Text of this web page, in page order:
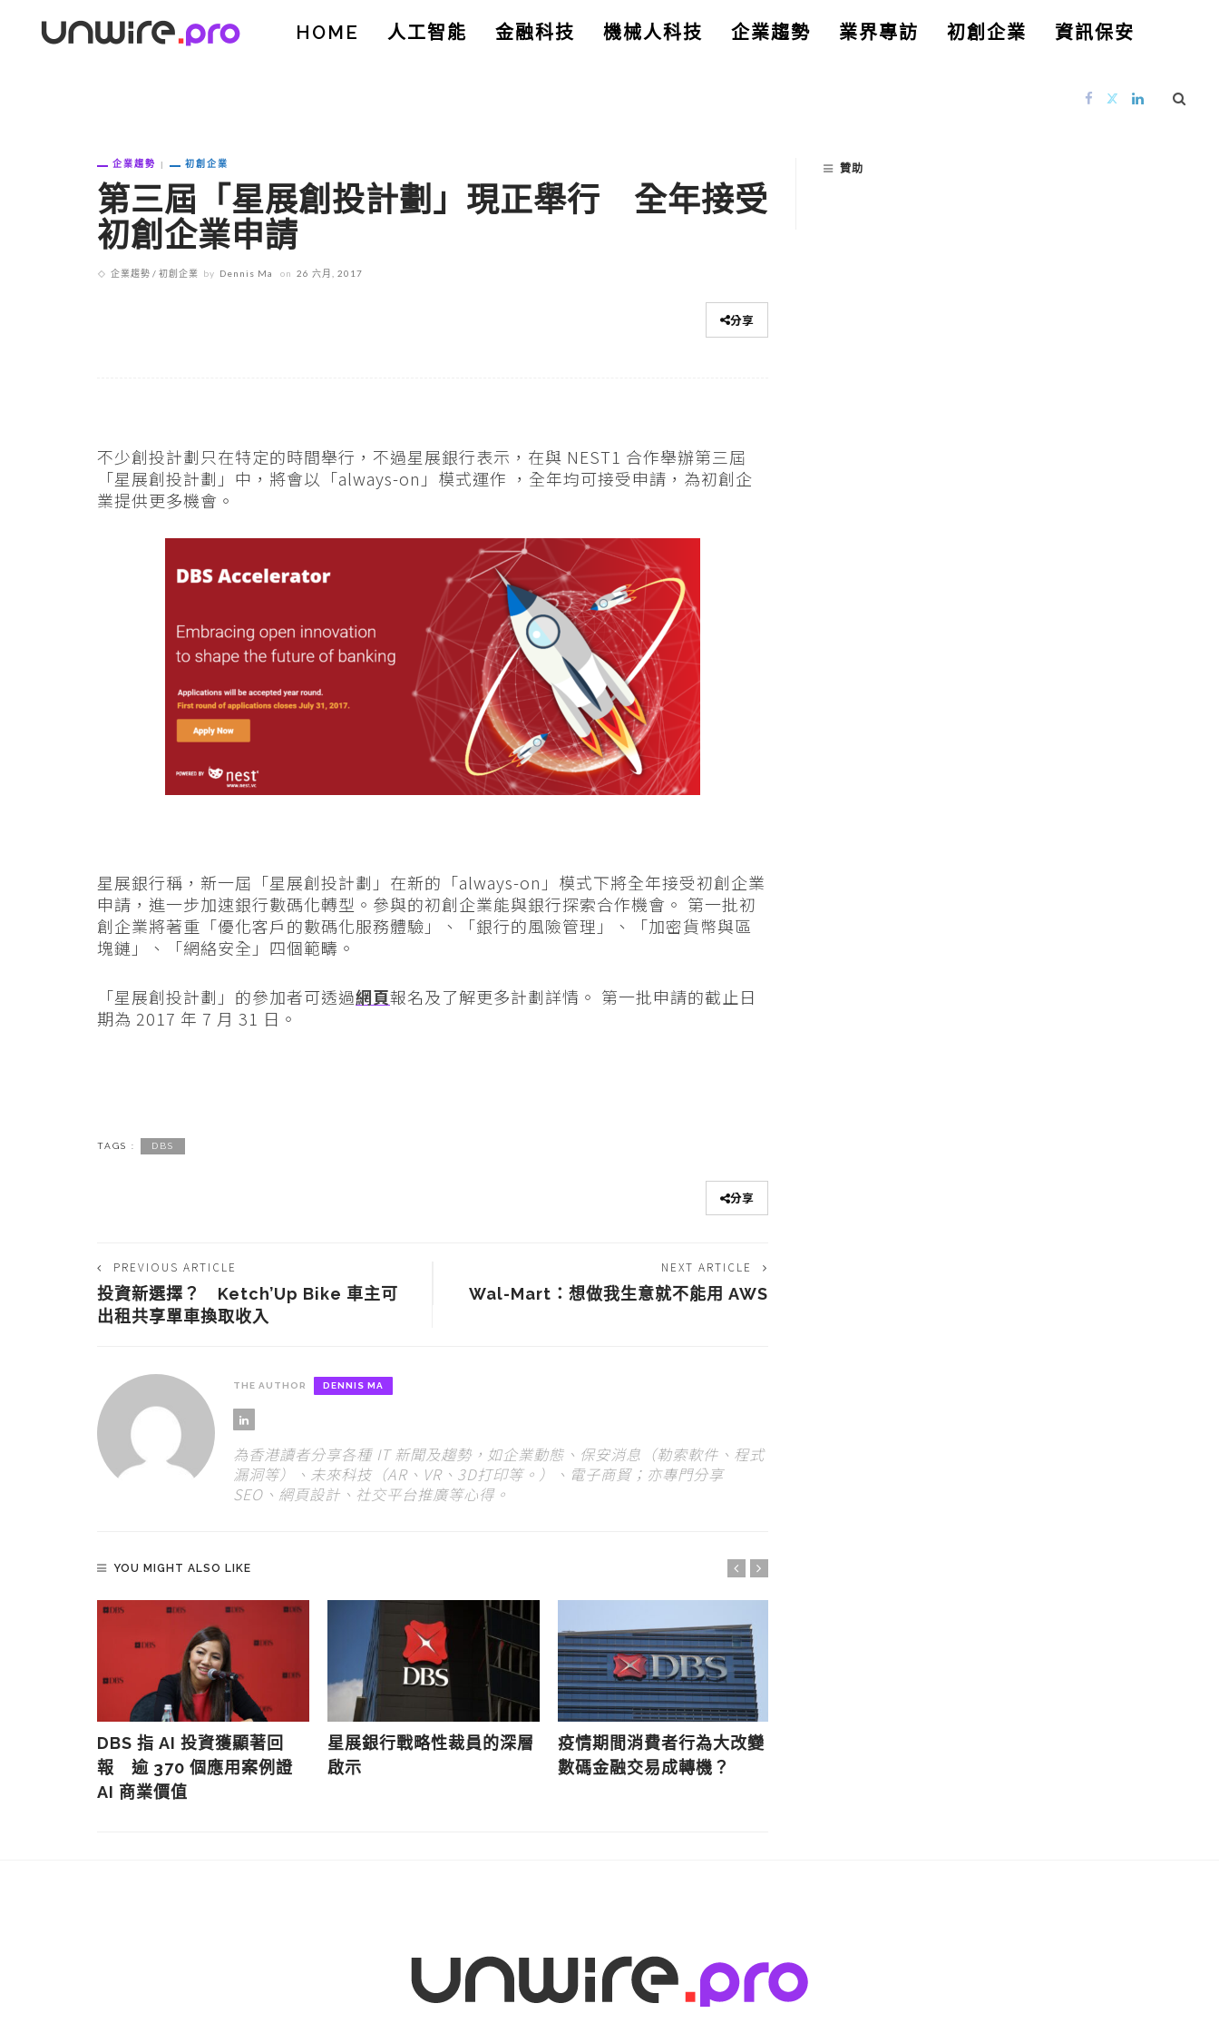
HOME 人工智能 金融科技 機械人科技 企業趨勢 業界專訪 初創企業 資訊保安
企業趨勢 初創企業
第三屆「星展創投計劃」現正舉行 全年接受
初創企業申請
企業趨勢 初創企業 by Dennis Ma on 26 六月, 2017
分享
不少創投計劃只在特定的時間舉行，不過星展銀行表示，在與 NEST1 合作舉辦第三屆
「星展創投計劃」中，將會以「always-on」模式運作 ，全年均可接受申請，為初創企
業提供更多機會。
星展銀行稱，新一屆「星展創投計劃」在新的「always-on」模式下將全年接受初創企業
申請，進一步加速銀行數碼化轉型。參與的初創企業能與銀行探索合作機會。 第一批初
創企業將著重「優化客戶的數碼化服務體驗」、「銀行的風險管理」、「加密貨幣與區
塊鏈」、「網絡安全」四個範疇。
「星展創投計劃」的參加者可透過網頁報名及了解更多計劃詳情。 第一批申請的截止日
期為 2017 年 7 月 31 日。
TAGS : DBS
分享
PREVIOUS ARTICLE
投資新選擇？ Ketch’Up Bike 車主可
出租共享單車換取收入
NEXT ARTICLE
Wal-Mart：想做我生意就不能用 AWS
THE AUTHOR DENNIS MA
為香港讀者分享各種 IT 新聞及趨勢，如企業動態、保安消息（勒索軟件、程式
漏洞等）、未來科技（AR、VR、3D打印等。）、電子商貿；亦專門分享
SEO、網頁設計、社交平台推廣等心得。
YOU MIGHT ALSO LIKE
DBS 指 AI 投資獲顯著回
報 逾 370 個應用案例證
AI 商業價值
星展銀行戰略性裁員的深層
啟示
疫情期間消費者行為大改變
數碼金融交易成轉機？
贊助